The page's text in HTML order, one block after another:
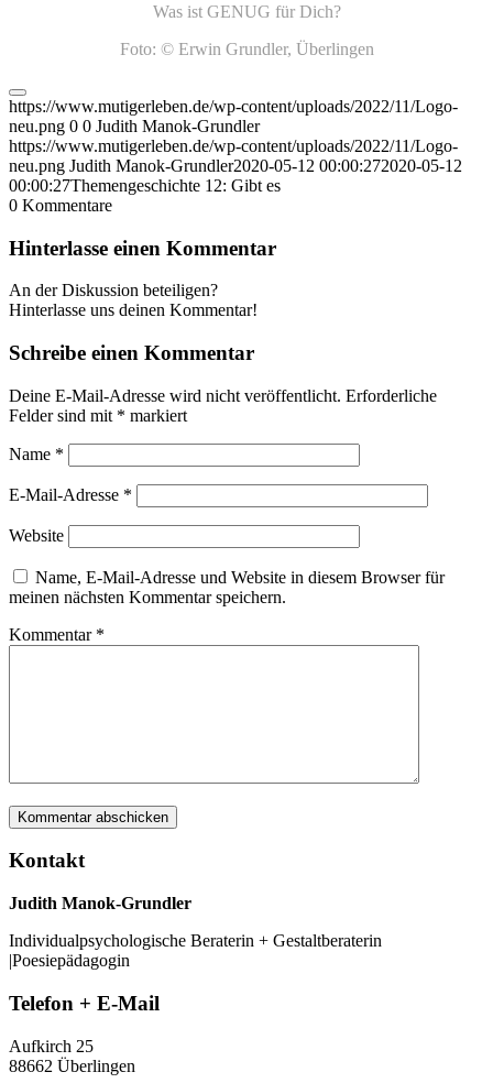
Was ist GENUG für Dich?
Foto: © Erwin Grundler, Überlingen
https://www.mutigerleben.de/wp-content/uploads/2022/11/Logo-
neu.png 0 0 Judith Manok-Grundler
https://www.mutigerleben.de/wp-content/uploads/2022/11/Logo-
neu.png Judith Manok-Grundler2020-05-12 00:00:272020-05-12
00:00:27Themengeschichte 12: Gibt es
0 Kommentare
Hinterlasse einen Kommentar
An der Diskussion beteiligen?
Hinterlasse uns deinen Kommentar!
Schreibe einen Kommentar
Deine E-Mail-Adresse wird nicht veröffentlicht. Erforderliche
Felder sind mit * markiert
Name *
E-Mail-Adresse *
Website
Name, E-Mail-Adresse und Website in diesem Browser für
meinen nächsten Kommentar speichern.
Kommentar *
Kontakt
Judith Manok-Grundler
Individualpsychologische Beraterin + Gestaltberaterin
|Poesiepädagogin
Telefon + E-Mail
Aufkirch 25
88662 Überlingen